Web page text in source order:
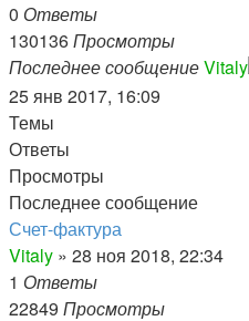
0 Ответы
130136Просмотры
Последнее сообщениеVitaly
25 янв 2017, 16:09
Темы
Ответы
Просмотры
Последнее сообщение
Счет-фактура
Vitaly » 28 ноя 2018, 22:34
1 Ответы
22849 Просмотры